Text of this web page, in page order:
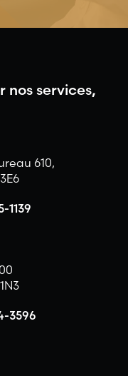
nos services,
610,
1139
3596